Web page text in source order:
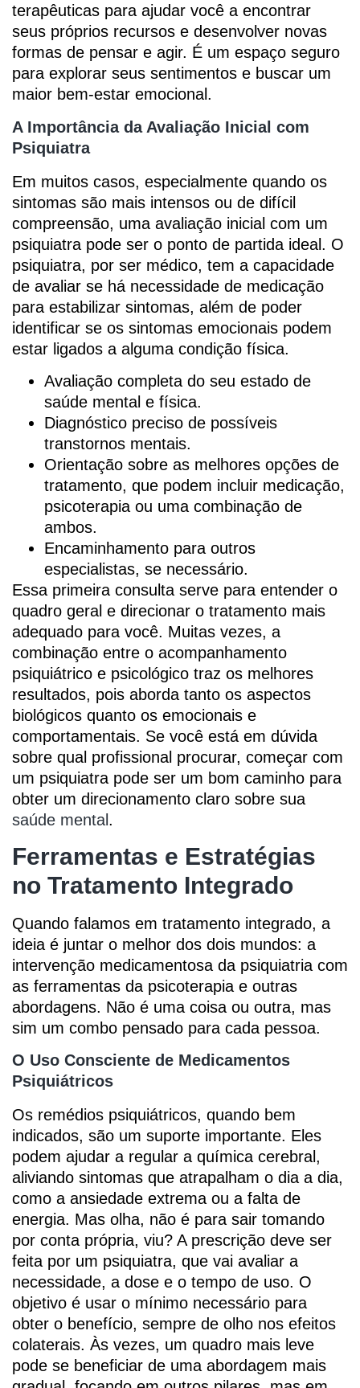
terapêuticas para ajudar você a encontrar
seus próprios recursos e desenvolver novas
formas de pensar e agir. É um espaço seguro
para explorar seus sentimentos e buscar um
maior bem-estar emocional.
A Importância da Avaliação Inicial com
Psiquiatra
Em muitos casos, especialmente quando os
sintomas são mais intensos ou de difícil
compreensão, uma avaliação inicial com um
psiquiatra pode ser o ponto de partida ideal. O
psiquiatra, por ser médico, tem a capacidade
de avaliar se há necessidade de medicação
para estabilizar sintomas, além de poder
identificar se os sintomas emocionais podem
estar ligados a alguma condição física.
Avaliação completa do seu estado de
saúde mental e física.
Diagnóstico preciso de possíveis
transtornos mentais.
Orientação sobre as melhores opções de
tratamento, que podem incluir medicação,
psicoterapia ou uma combinação de
ambos.
Encaminhamento para outros
especialistas, se necessário.
Essa primeira consulta serve para entender o
quadro geral e direcionar o tratamento mais
adequado para você. Muitas vezes, a
combinação entre o acompanhamento
psiquiátrico e psicológico traz os melhores
resultados, pois aborda tanto os aspectos
biológicos quanto os emocionais e
comportamentais. Se você está em dúvida
sobre qual profissional procurar, começar com
um psiquiatra pode ser um bom caminho para
obter um direcionamento claro sobre sua
saúde mental .
Ferramentas e Estratégias
no Tratamento Integrado
Quando falamos em tratamento integrado, a
ideia é juntar o melhor dos dois mundos: a
intervenção medicamentosa da psiquiatria com
as ferramentas da psicoterapia e outras
abordagens. Não é uma coisa ou outra, mas
sim um combo pensado para cada pessoa.
O Uso Consciente de Medicamentos
Psiquiátricos
Os remédios psiquiátricos, quando bem
indicados, são um suporte importante. Eles
podem ajudar a regular a química cerebral,
aliviando sintomas que atrapalham o dia a dia,
como a ansiedade extrema ou a falta de
energia. Mas olha, não é para sair tomando
por conta própria, viu? A prescrição deve ser
feita por um psiquiatra, que vai avaliar a
necessidade, a dose e o tempo de uso. O
objetivo é usar o mínimo necessário para
obter o benefício, sempre de olho nos efeitos
colaterais. Às vezes, um quadro mais leve
pode se beneficiar de uma abordagem mais